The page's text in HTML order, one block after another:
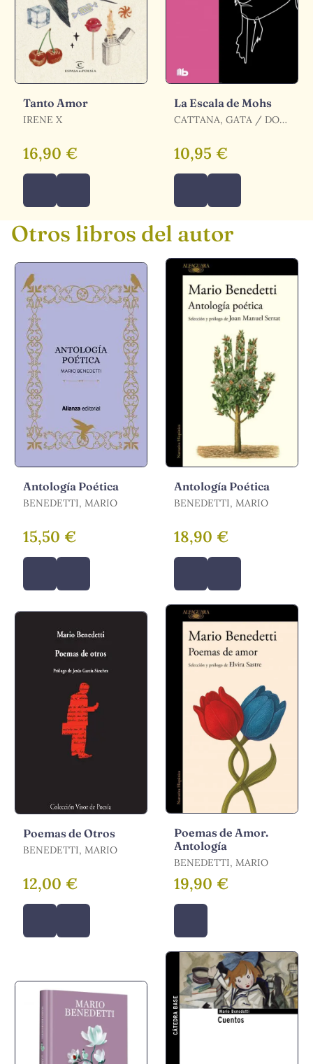
Tanto Amor
IRENE X
16,90 €
La Escala de Mohs
CATTANA, GATA / DON
GATA / DON IWANA,
DON IWANA
10,95 €
Otros libros del autor
Antología Poética
BENEDETTI, MARIO
15,50 €
Antología Poética
BENEDETTI, MARIO
18,90 €
Poemas de Otros
BENEDETTI, MARIO
12,00 €
Poemas de Amor.
Antología
BENEDETTI, MARIO
19,90 €